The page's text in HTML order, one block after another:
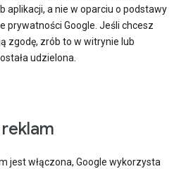
aplikacji, a nie w oparciu o podstawy
prywatności Google. Jeśli chcesz
zgodę, zrób to w witrynie lub
udzielona.
jest włączona, Google wykorzysta